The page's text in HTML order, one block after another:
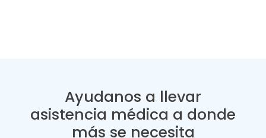
Ayudanos a llevar
asistencia médica a donde
más se necesita